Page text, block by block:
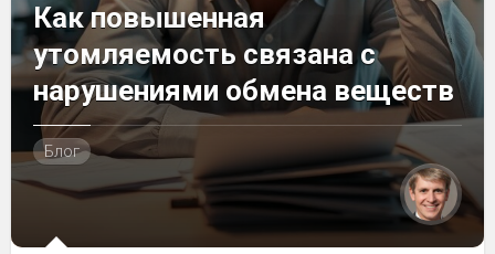
Как повышенная
утомляемость связана с
нарушениями обмена веществ
Блог